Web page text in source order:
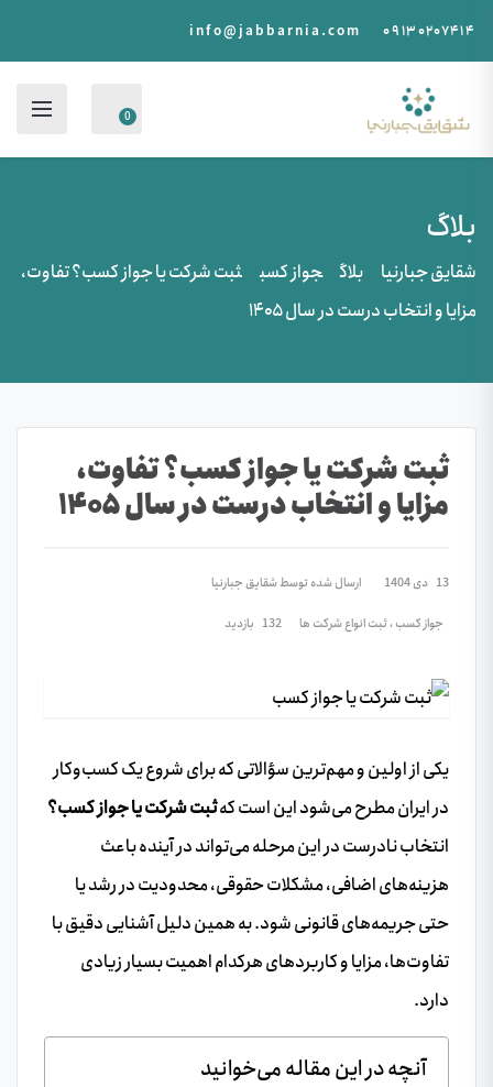
۰۹۱۳۰۲۰۷۴۱۴ info@jabbarnia.com
0
بلاگ
شقایق جبارنیا بلاگ جواز کسب
ثبت شرکت یا جواز کسب؟ تفاوت،
مزایا و انتخاب درست در سال ۱۴۰۵
ثبت شرکت یا جواز کسب؟ تفاوت،
مزایا و انتخاب درست در سال ۱۴۰۵
13 دی 1404 ارسال شده توسطشقایق جبارنیا
جواز کسب،ثبت انواع شرکت ها 132 بازدید
یکی از اولین و مهم‌ترین سؤالاتی که برای شروع یک کسب‌وکار
در ایران مطرح می‌شود این است کهثبت شرکت یا جواز کسب؟
انتخاب نادرست در این مرحله می‌تواند در آینده باعث
هزینه‌های اضافی، مشکلات حقوقی، محدودیت در رشد یا
حتی جریمه‌های قانونی شود. به همین دلیل آشنایی دقیق با
تفاوت‌ها، مزایا و کاربردهای هرکدام اهمیت بسیار زیادی
دارد.
آنچه در این مقاله می‌خوانید